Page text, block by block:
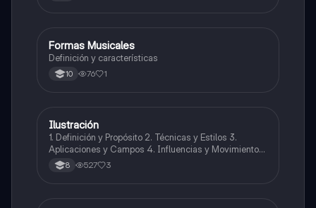
Música
Formas Musicales
Definición y características
10 76 1
Artes
Ilustración
1. Definición y Propósito 2. Técnicas y Estilos 3.
Aplicaciones y Campos 4. Influencias y Movimientos
Artísticos 5. Ética en la Ilustración 6. Desarrollo
Profesional y Educativo 7. Ejemplos y Referencias
8 527 3